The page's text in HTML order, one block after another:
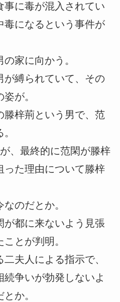
事に毒が混入されてい
毒になるという事件が
家に向かう。
が縛られていて、その
が。
滕梓荊という男で、范
、最終的に范閑が滕梓
った理由について滕梓
のだとか。
が都に来ないよう見張
とが判明。
夫人による指示で、
続争いが勃発しないよ
か。